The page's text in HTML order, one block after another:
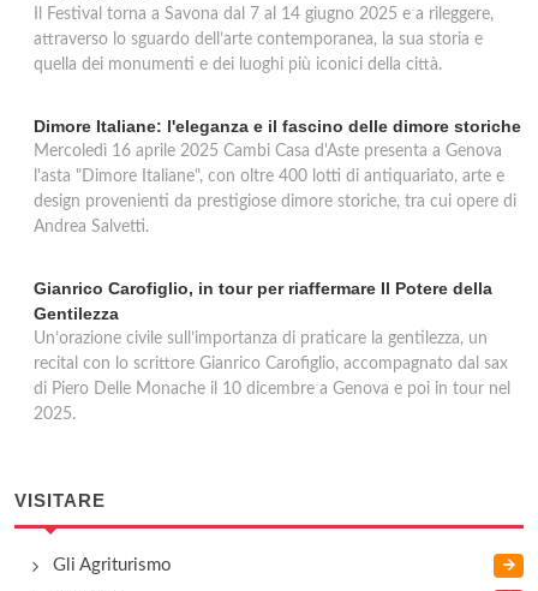
Il Festival torna a Savona dal 7 al 14 giugno 2025 e a rileggere,
attraverso lo sguardo dell’arte contemporanea, la sua storia e
quella dei monumenti e dei luoghi più iconici della città.
Dimore Italiane: l'eleganza e il fascino delle dimore storiche
Mercoledì 16 aprile 2025 Cambi Casa d'Aste presenta a Genova
l'asta "Dimore Italiane", con oltre 400 lotti di antiquariato, arte e
design provenienti da prestigiose dimore storiche, tra cui opere di
Andrea Salvetti.
Gianrico Carofiglio, in tour per riaffermare Il Potere della
Gentilezza
Un’orazione civile sull’importanza di praticare la gentilezza, un
recital con lo scrittore Gianrico Carofiglio, accompagnato dal sax
di Piero Delle Monache il 10 dicembre a Genova e poi in tour nel
2025.
VISITARE
Gli Agriturismo